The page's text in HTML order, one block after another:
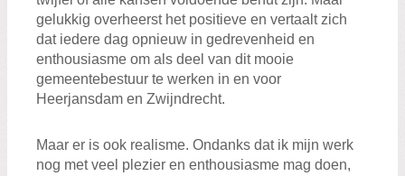
gelukkig overheerst het positieve en vertaalt zich
dat iedere dag opnieuw in gedrevenheid en
enthousiasme om als deel van dit mooie
gemeentebestuur te werken in en voor
Heerjansdam en Zwijndrecht.
Maar er is ook realisme. Ondanks dat ik mijn werk
nog met veel plezier en enthousiasme mag doen,